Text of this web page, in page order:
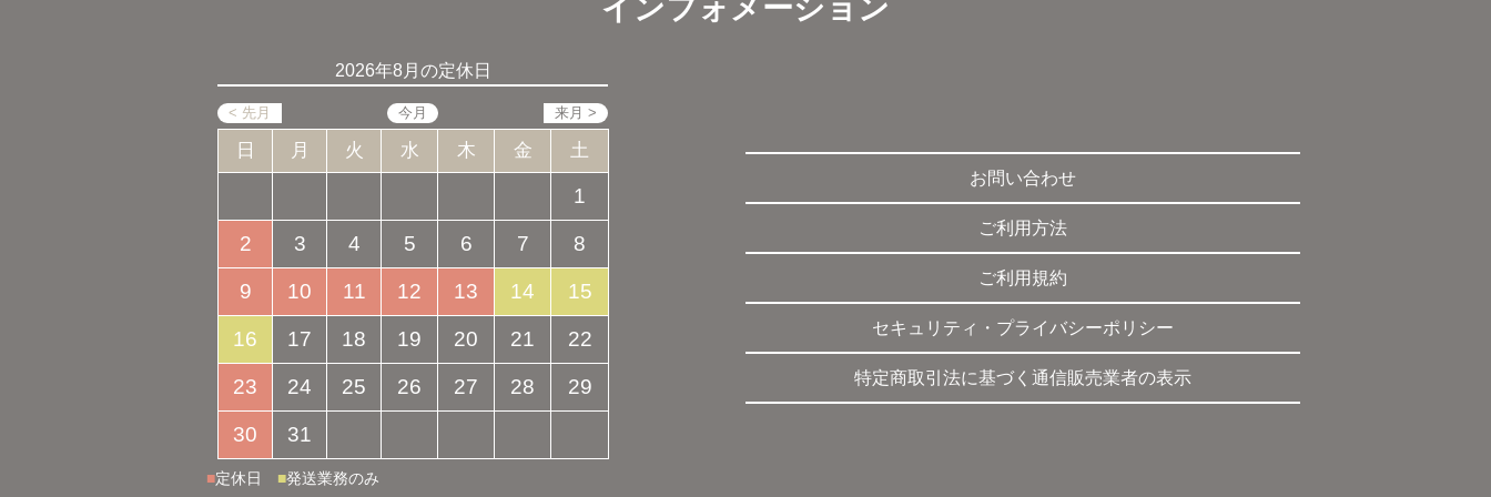
インフォメーション
2026年8月の定休日
日 月 火 水 木 金 土
1
2 3 4 5 6 7 8
9 10 11 12 13 14 15
16 17 18 19 20 21 22
23 24 25 26 27 28 29
30 31
■定休日 ■発送業務のみ
お問い合わせ
ご利用方法
ご利用規約
セキュリティ・プライバシーポリシー
特定商取引法に基づく通信販売業者の表示